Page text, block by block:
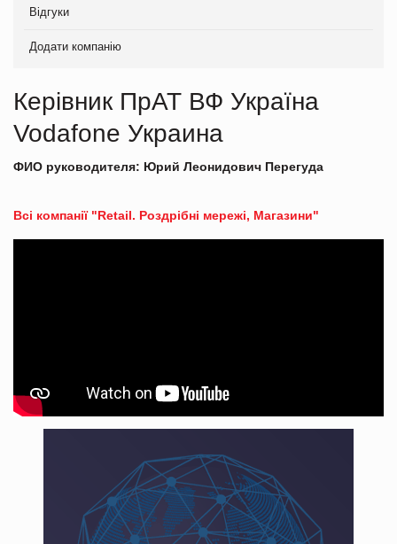
Відгуки
Додати компанію
Керівник ПрАТ ВФ Україна
Vodafone Украина
ФИО руководителя: Юрий Леонидович Перегуда
Всі компанії "Retail. Роздрібні мережі, Магазини"